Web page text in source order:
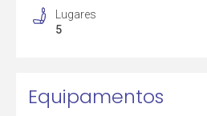
Lugares
5
Equipamentos